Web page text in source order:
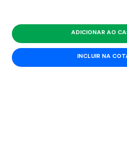
ADICIONAR AO
INCLUIR NA